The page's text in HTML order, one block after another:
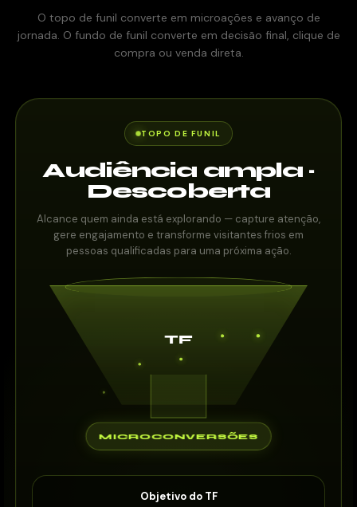
O topo de funil converte em microações e avanço de
jornada. O fundo de funil converte em decisão final, clique de
compra ou venda direta.
TOPO DE FUNIL
Audiência ampla ·
Descoberta
Alcance quem ainda está explorando — capture atenção,
gere engajamento e transforme visitantes frios em
pessoas qualificadas para uma próxima ação.
TF
MICROCONVERSÕES
Objetivo do TF